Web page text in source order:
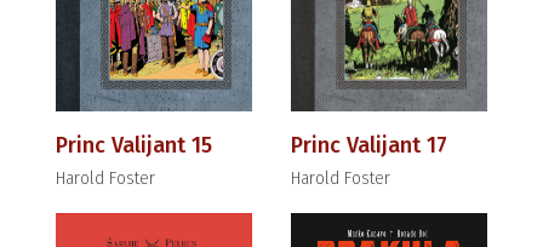
Princ Valijant 15
Harold Foster
Princ Valijant 17
Harold Foster